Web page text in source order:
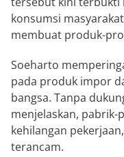
konsumsi
membuat produk-
Soeharto
pada produk impor
bangsa. Tanpa
menjelaskan,
kehilangan
terancam.